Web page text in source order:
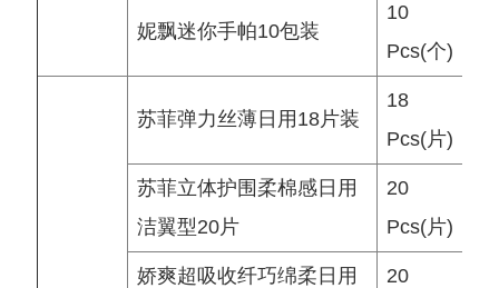
妮飘迷你手帕10包装
10
Pcs(个)
苏菲弹力丝薄日用18片装
18
Pcs(片)
苏菲立体护围柔棉感日用
洁翼型20片
20
Pcs(片)
娇爽超吸收纤巧绵柔日用
20